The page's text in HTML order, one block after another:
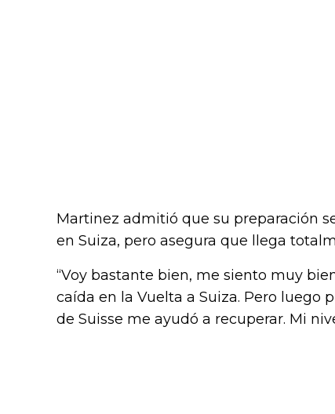
Martinez admitió que su preparación
en Suiza, pero asegura que llega
“Voy bastante bien, me siento muy
caída en la Vuelta a Suiza. Pero luego
de Suisse me ayudó a recuperar. Mi